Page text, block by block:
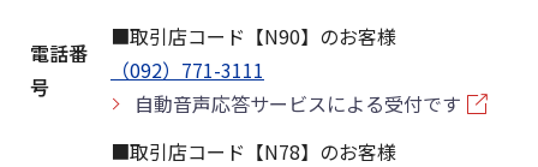
電話番
号
■取引店コード【N90】のお客様
（092）771-3111
自動音声応答サービスによる受付です
■取引店コード【N78】のお客様